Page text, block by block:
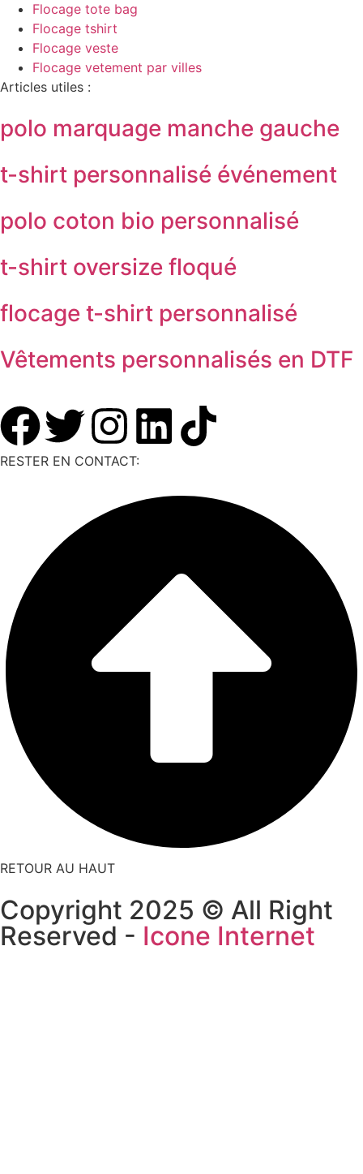
Flocage tote bag
Flocage tshirt
Flocage veste
Flocage vetement par villes
Articles utiles :
polo marquage manche gauche
t-shirt personnalisé événement
polo coton bio personnalisé
t-shirt oversize floqué
flocage t-shirt personnalisé
Vêtements personnalisés en DTF
RESTER EN CONTACT:
RETOUR AU HAUT
Copyright 2025 © All Right
Reserved - Icone Internet